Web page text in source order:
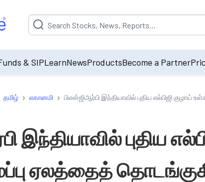
Suggestion will be populated by default on
& SIPLearnNewsProductsBecome a Partner
தமிழ் › எகானமி › பிஎன்ஜிஆர்பி இந்தியாவில் புதிய எல்பிஜி
இந்தியாவில் புதிய
ஏலத்தைத்